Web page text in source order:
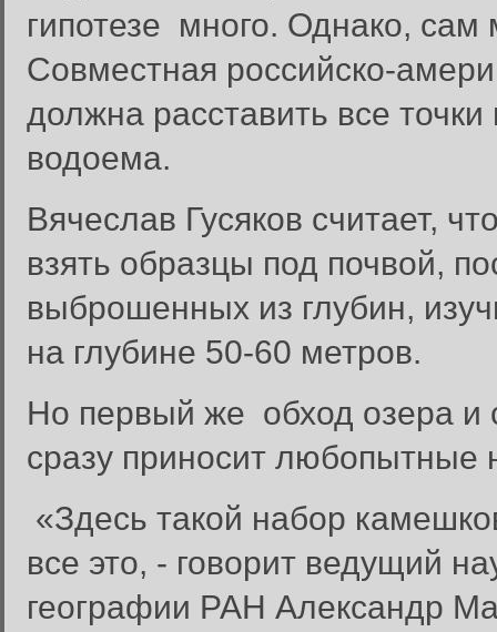
гипотезе много. Однако, сам
Совместная российско-
должна расставить все
водоема.
Вячеслав Гусяков считает,
взять образцы под почвой,
выброшенных из глубин,
на глубине 50-60 метров.
Но первый же обход озера и
сразу приносит любопытные
«Здесь такой набор
все это, - говорит ведущий
географии РАН Александр